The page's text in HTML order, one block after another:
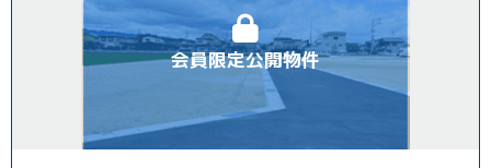
会員限定公開物件